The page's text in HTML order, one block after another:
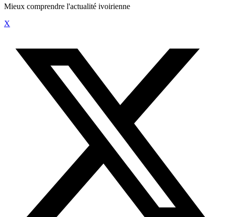
Mieux comprendre l'actualité ivoirienne
X